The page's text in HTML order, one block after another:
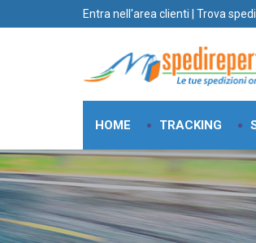
Entra nell'area clienti Trova
HOME TRACKING